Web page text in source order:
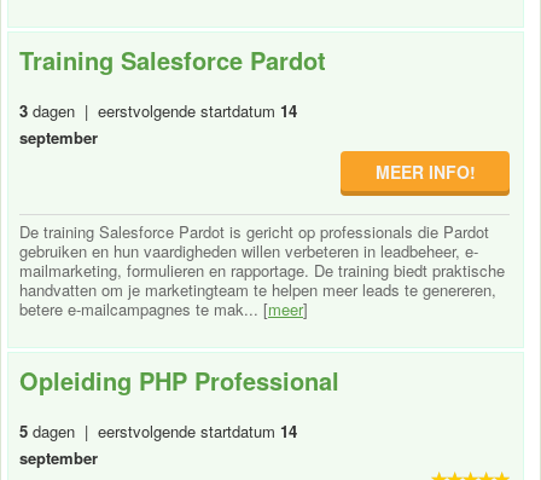
Training Salesforce Pardot
3 dagen | eerstvolgende startdatum 14
september
MEER INFO!
De training Salesforce Pardot is gericht op professionals die Pardot
gebruiken en hun vaardigheden willen verbeteren in leadbeheer, e-
mailmarketing, formulieren en rapportage. De training biedt praktische
handvatten om je marketingteam te helpen meer leads te genereren,
betere e-mailcampagnes te mak... [meer]
Opleiding PHP Professional
5 dagen | eerstvolgende startdatum 14
september